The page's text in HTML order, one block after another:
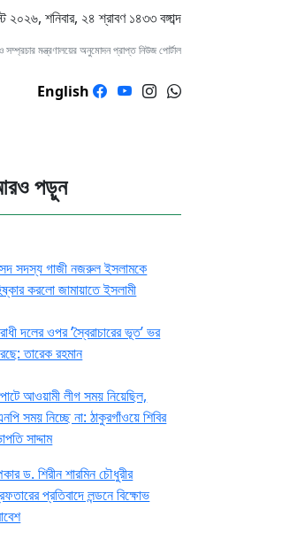
শনিবার, ২৪ শ্রাবণ ১৪৩৩ বঙ্গাব্দ
সম্প্রচার মন্ত্রণালয়ের অনুমোদন প্রাপ্ত নিউজ পোর্টাল
English
পড়ুন
সদস্য গাজী নজরুল ইসলামকে
করলো জামায়াতে ইসলামী
দলের ওপর ‘স্বৈরাচারের ভূত’ ভর
তারেক রহমান
আওয়ামী লীগ সময় নিয়েছিল,
সময় নিচ্ছে না: ঠাকুরগাঁওয়ে শিবির
সাদ্দাম
ড. শিরীন শারমিন চৌধুরীর
প্রতিবাদে লন্ডনে বিক্ষোভ